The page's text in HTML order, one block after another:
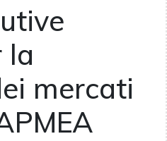
la
mercati